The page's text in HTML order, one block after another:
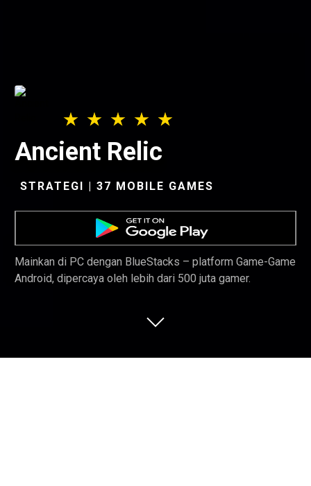
Ancient Relic
STRATEGI | 37 MOBILE GAMES
Mainkan di PC dengan BlueStacks – platform Game-Game
Android, dipercaya oleh lebih dari 500 juta gamer.